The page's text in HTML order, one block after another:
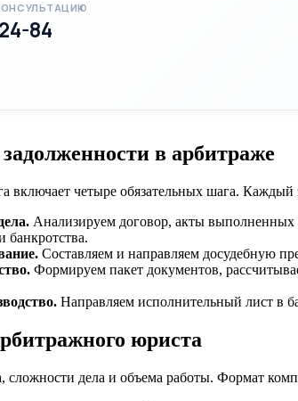
84
в арбитраже
включает четыре обязательных шага.
Анализируем договор, акты выполненных
банкротства.
Составляем и направляем досудебную
Формируем пакет документов,
Направляем исполнительный лист в
юриста
сложности дела и объема работы. Формат